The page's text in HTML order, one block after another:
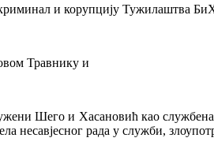
и корупцију Тужилаштва
Травнику и
Шего и Хасановић као
несавјесног рада у служби,